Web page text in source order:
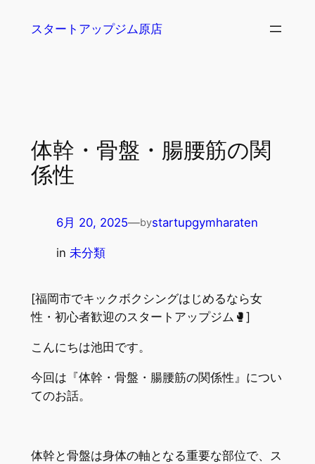
スタートアップジム原店
体幹・骨盤・腸腰筋の関
係性
6月 20, 2025—bystartupgymharaten
in 未分類
[福岡市でキックボクシングはじめるなら女
性・初心者歓迎のスタートアップジム🥊]
こんにちは池田です。
今回は『体幹・骨盤・腸腰筋の関係性』につい
てのお話。
体幹と骨盤は身体の軸となる重要な部位で、ス